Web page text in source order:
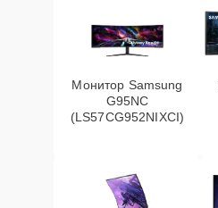
Монитор Samsung
G95NC
(LS57CG952NIXCI)